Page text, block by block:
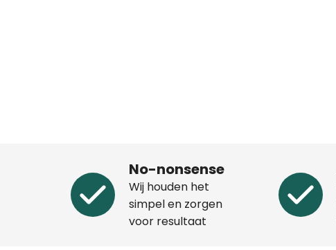
No-nonsense
Wij houden het
simpel en zorgen
voor resultaat